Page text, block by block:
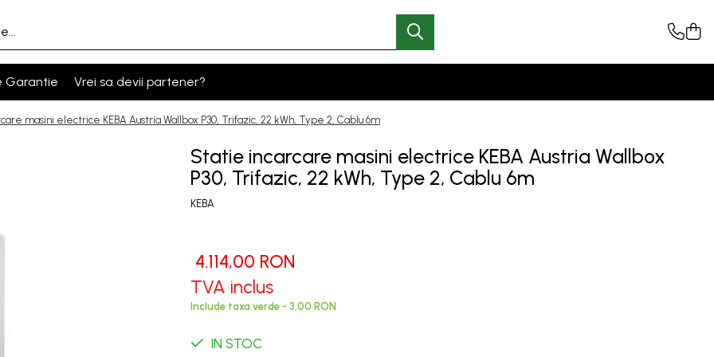
Garantie Vrei sa devii partener?
masini electrice KEBA Austria Wallbox P30, Trifazic, 22 kWh, Type 2, Cablu 6m
Statie incarcare masini electrice KEBA Austria Wallbox
P30, Trifazic, 22 kWh, Type 2, Cablu 6m
KEBA
4.114,00 RON
TVA inclus
Include taxa verde - 3,00 RON
IN STOC